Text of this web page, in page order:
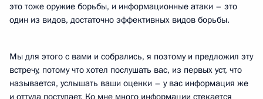
это тоже оружие борьбы, и информационные атаки – это
один из видов, достаточно эффективных видов борьбы.
Мы для этого с вами и собрались, я поэтому и предложил эту
встречу, потому что хотел послушать вас, из первых уст, что
называется, услышать ваши оценки – у вас информация же
и оттуда поступает. Ко мне много информации стекается